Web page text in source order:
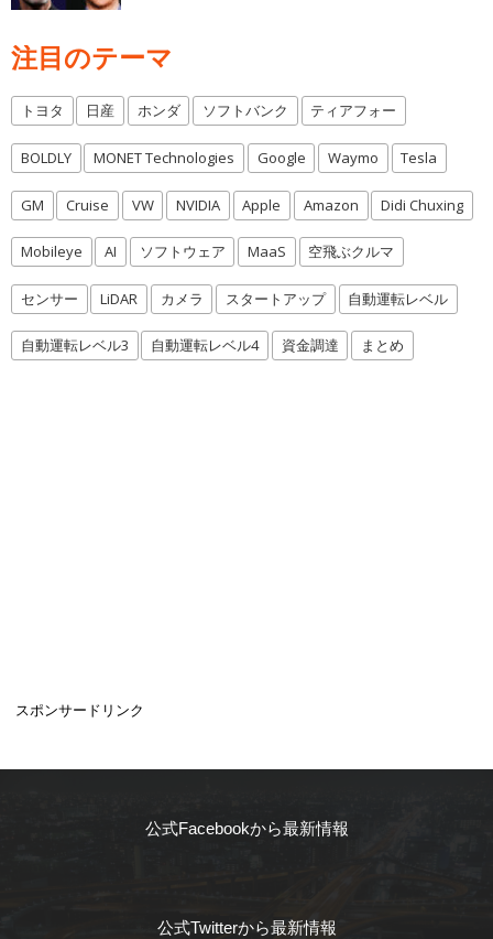
注目のテーマ
トヨタ 日産 ホンダ ソフトバンク ティアフォー
BOLDLY MONET Technologies Google Waymo Tesla
GM Cruise VW NVIDIA Apple Amazon Didi Chuxing
Mobileye AI ソフトウェア MaaS 空飛ぶクルマ
センサー LiDAR カメラ スタートアップ 自動運転レベル
自動運転レベル3 自動運転レベル4 資金調達 まとめ
スポンサードリンク
公式Facebookから最新情報
公式Twitterから最新情報